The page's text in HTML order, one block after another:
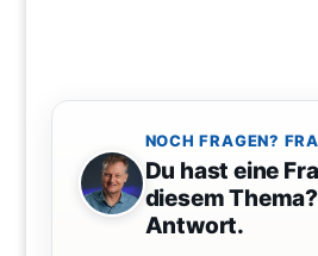
NOCH FRAGEN?
Du hast eine
diesem
Antwort.